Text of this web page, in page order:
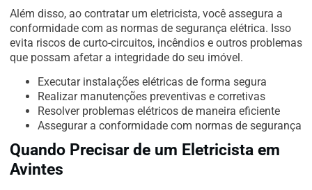
Além disso, ao contratar um eletricista, você assegura a
conformidade com as normas de segurança elétrica. Isso
evita riscos de curto-circuitos, incêndios e outros problemas
que possam afetar a integridade do seu imóvel.
Executar instalações elétricas de forma segura
Realizar manutenções preventivas e corretivas
Resolver problemas elétricos de maneira eficiente
Assegurar a conformidade com normas de segurança
Quando Precisar de um Eletricista em
Avintes